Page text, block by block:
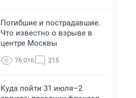
Погибшие и пострадавшие.
Что известно о взрыве в
центре Москвы
76 016 215
Куда пойти 31 июля–2